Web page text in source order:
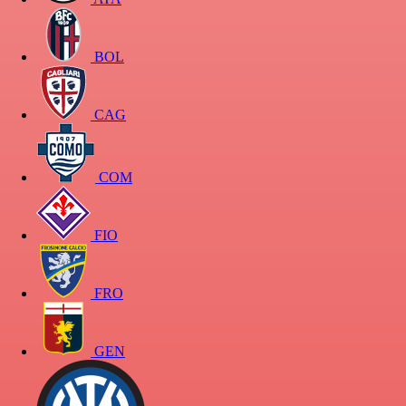
BOL
CAG
COM
FIO
FRO
GEN